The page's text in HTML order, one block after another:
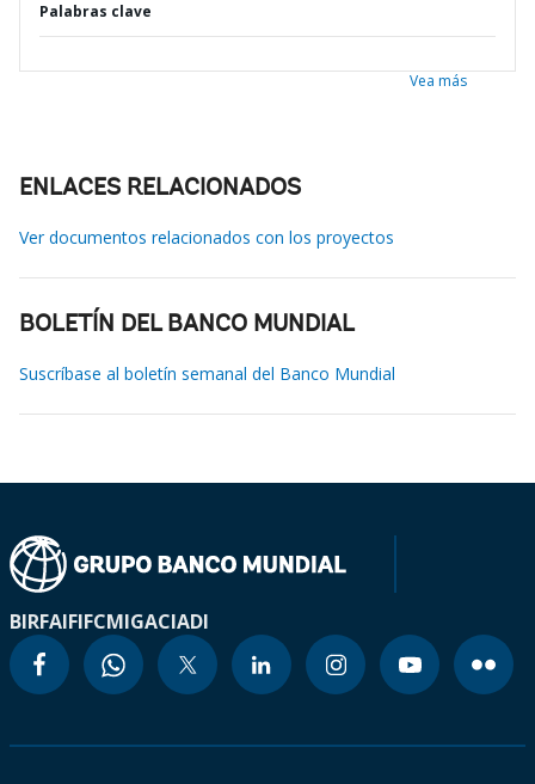
Palabras clave
Vea más
ENLACES RELACIONADOS
Ver documentos relacionados con los proyectos
BOLETÍN DEL BANCO MUNDIAL
Suscríbase al boletín semanal del Banco Mundial
BIRFAIFIFCMIGACIADI